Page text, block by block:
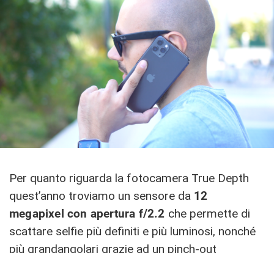
Per quanto riguarda la fotocamera True Depth
quest’anno troviamo un sensore da 12
megapixel con apertura f/2.2 che permette di
scattare selfie più definiti e più luminosi, nonché
più grandangolari grazie ad un pinch-out